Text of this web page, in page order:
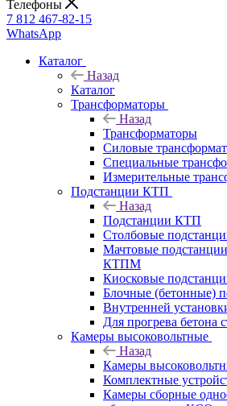
Телефоны
7 812 467-82-15
WhatsApp
Каталог
Назад
Каталог
Трансформаторы
Назад
Трансформаторы
Силовые
Специальные
Измерительные
Подстанции КТП
Назад
Подстанции КТП
Столбовые
Мачтовые
КТПМ
Киосковые
Блочные (бетонные)
Внутренней
Для прогрева
Камеры высоковольтные
Назад
Камеры
Комплектные
Камеры сборные